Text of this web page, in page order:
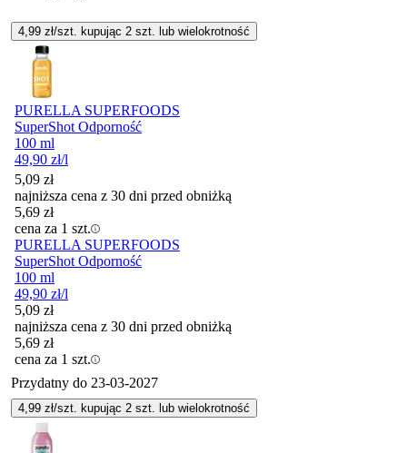
4,99 zł/szt. kupując 2 szt. lub wielokrotność
PURELLA SUPERFOODS
SuperShot Odporność
100 ml
49,90 zł/l
5,09 zł
najniższa cena z 30 dni przed obniżką
5,69 zł
cena za 1 szt.
PURELLA SUPERFOODS
SuperShot Odporność
100 ml
49,90 zł/l
5,09 zł
najniższa cena z 30 dni przed obniżką
5,69 zł
cena za 1 szt.
Przydatny do 23-03-2027
4,99 zł/szt. kupując 2 szt. lub wielokrotność